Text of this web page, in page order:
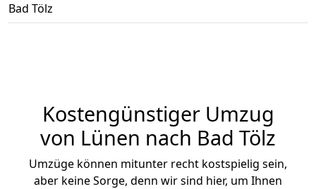
Bad Tölz
Kostengünstiger Umzug
von Lünen nach Bad Tölz
Umzüge können mitunter recht kostspielig sein,
aber keine Sorge, denn wir sind hier, um Ihnen